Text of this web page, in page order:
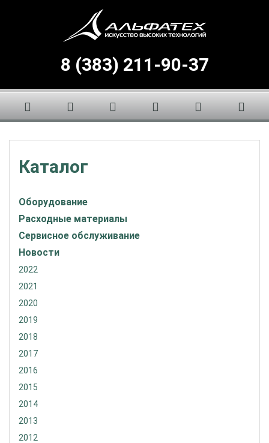
8 (383) 211-90-37
Каталог
Оборудование
Расходные материалы
Сервисное обслуживание
Новости
2022
2021
2020
2019
2018
2017
2016
2015
2014
2013
2012